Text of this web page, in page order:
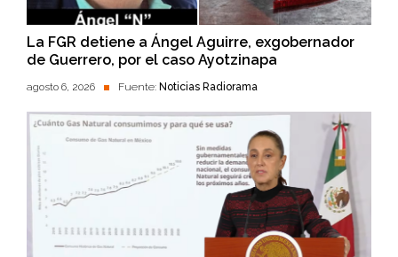
La FGR detiene a Ángel Aguirre, exgobernador
de Guerrero, por el caso Ayotzinapa
agosto 6, 2026 Fuente: Noticias Radiorama